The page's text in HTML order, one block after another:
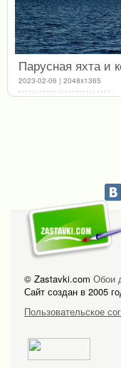
Парусная яхта и
2023-02-06 | 2048x1365
© Zastavki.com Обои
Сайт создан в 2005
Пользовательское